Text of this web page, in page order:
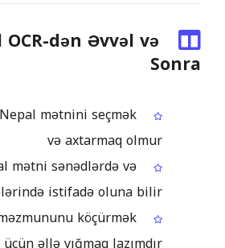
dən Əvvəl və
Sonra
mətnini seçmək
və axtarmaq olmur
mətni sənədlərdə və
istifadə oluna bilir
köçürmək